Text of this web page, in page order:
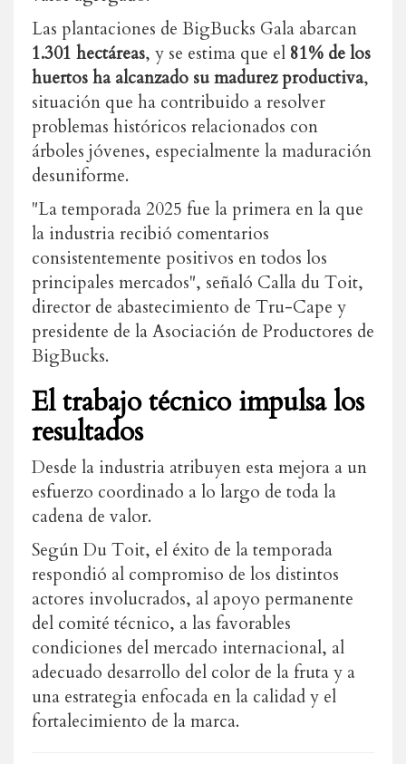
Las plantaciones de BigBucks Gala abarcan
1.301 hectáreas, y se estima que el 81% de los
huertos ha alcanzado su madurez productiva,
situación que ha contribuido a resolver
problemas históricos relacionados con
árboles jóvenes, especialmente la maduración
desuniforme.
"La temporada 2025 fue la primera en la que
la industria recibió comentarios
consistentemente positivos en todos los
principales mercados", señaló Calla du Toit,
director de abastecimiento de Tru-Cape y
presidente de la Asociación de Productores de
BigBucks.
El trabajo técnico impulsa los
resultados
Desde la industria atribuyen esta mejora a un
esfuerzo coordinado a lo largo de toda la
cadena de valor.
Según Du Toit, el éxito de la temporada
respondió al compromiso de los distintos
actores involucrados, al apoyo permanente
del comité técnico, a las favorables
condiciones del mercado internacional, al
adecuado desarrollo del color de la fruta y a
una estrategia enfocada en la calidad y el
fortalecimiento de la marca.